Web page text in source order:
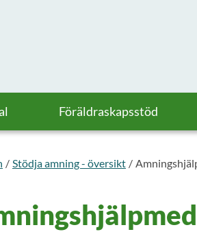
Föräldraskapsstöd
Stödja amning - översikt